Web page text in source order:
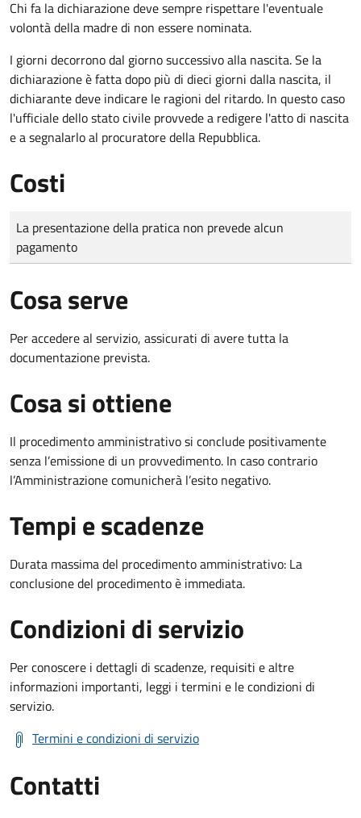
Chi fa la dichiarazione deve sempre rispettare l'eventuale
volontà della madre di non essere nominata.
I giorni decorrono dal giorno successivo alla nascita. Se la
dichiarazione è fatta dopo più di dieci giorni dalla nascita, il
dichiarante deve indicare le ragioni del ritardo. In questo caso
l'ufficiale dello stato civile provvede a redigere l'atto di nascita
e a segnalarlo al procuratore della Repubblica.
Costi
Tipo di pagamento
Importo
La presentazione della pratica non prevede alcun
pagamento
Cosa serve
Per accedere al servizio, assicurati di avere tutta la
documentazione prevista.
Cosa si ottiene
Il procedimento amministrativo si conclude positivamente
senza l’emissione di un provvedimento. In caso contrario
l’Amministrazione comunicherà l’esito negativo.
Tempi e scadenze
Durata massima del procedimento amministrativo: La
conclusione del procedimento è immediata.
Condizioni di servizio
Per conoscere i dettagli di scadenze, requisiti e altre
informazioni importanti, leggi i termini e le condizioni di
servizio.
Termini e condizioni di servizio
Contatti